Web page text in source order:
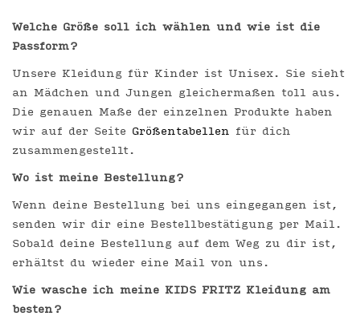
Welche Größe soll ich wählen und wie ist die
Passform?
Unsere Kleidung für Kinder ist Unisex. Sie sieht
an Mädchen und Jungen gleichermaßen toll aus.
Die genauen Maße der einzelnen Produkte haben
wir auf der Seite Größentabellen für dich
zusammengestellt.
Wo ist meine Bestellung?
Wenn deine Bestellung bei uns eingegangen ist,
senden wir dir eine Bestellbestätigung per Mail.
Sobald deine Bestellung auf dem Weg zu dir ist,
erhältst du wieder eine Mail von uns.
Wie wasche ich meine KIDS FRITZ Kleidung am
besten?